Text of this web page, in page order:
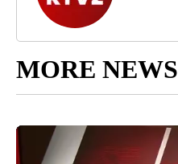
MORE NEWS